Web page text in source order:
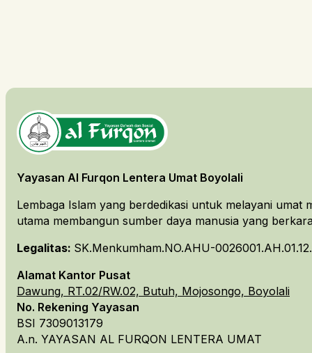
Yayasan Al Furqon Lentera Umat Boyolali
Lembaga Islam yang berdedikasi untuk melayani
utama membangun sumber daya manusia yang
Legalitas: SK.Menkumham.NO.AHU-
Alamat Kantor Pusat
Dawung, RT.02/RW.02, Butuh, Mojosongo, Boyolali
No. Rekening Yayasan
BSI 7309013179
A.n. YAYASAN AL FURQON LENTERA UMAT